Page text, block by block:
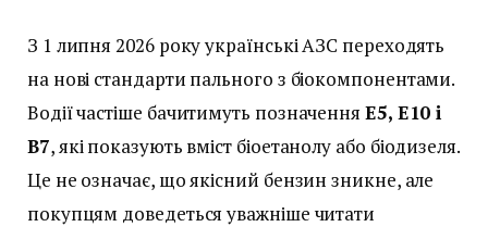
З 1 липня 2026 року українські АЗС переходять
на нові стандарти пального з біокомпонентами.
Водії частіше бачитимуть позначення E5, E10 і
B7, які показують вміст біоетанолу або біодизеля.
Це не означає, що якісний бензин зникне, але
покупцям доведеться уважніше читати